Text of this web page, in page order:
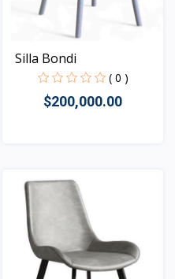
Silla Bondi
( 0 )
$200,000.00